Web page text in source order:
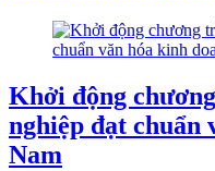
Khởi động
nghiệp đạt chuẩn
Nam